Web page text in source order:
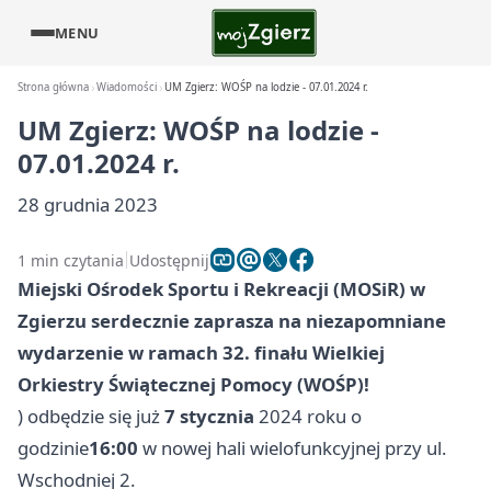
MENU
Strona główna Wiadomości UM Zgierz: WOŚP na lodzie - 07.01.2024 r.
UM Zgierz: WOŚP na lodzie -
07.01.2024 r.
28 grudnia 2023
1 min czytania Udostępnij
Miejski Ośrodek Sportu i Rekreacji (MOSiR) w
Zgierzu serdecznie zaprasza na niezapomniane
wydarzenie w ramach 32. finału Wielkiej
Orkiestry Świątecznej Pomocy (WOŚP)!
) odbędzie się już7 stycznia 2024 roku o
godzinie16:00 w nowej hali wielofunkcyjnej przy ul.
Wschodniej 2.